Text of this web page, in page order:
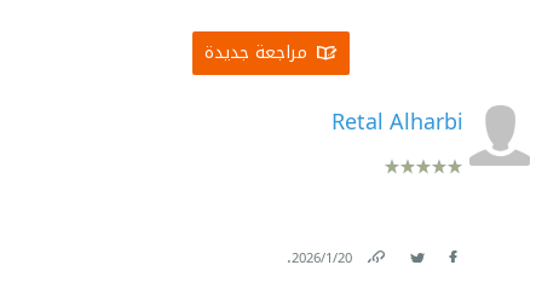
مراجعة جديدة
Retal Alharbi
20‏/1‏/2026
.